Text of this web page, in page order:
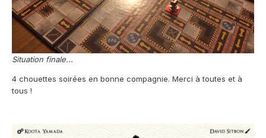
Situation finale...
4 chouettes soirées en bonne compagnie. Merci à toutes et à
tous !